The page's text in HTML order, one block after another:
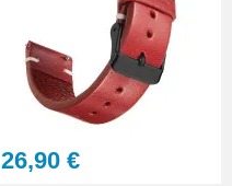
26,90 €